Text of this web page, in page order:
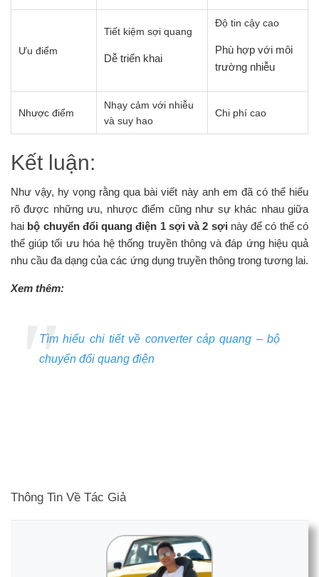
Ưu điểm
Tiết kiệm sợi quang
Dễ triển khai
Độ tin cậy cao
Phù hợp với môi
trường nhiễu
Nhược điểm
Nhạy cảm với nhiễu
và suy hao
Chi phí cao
Kết luận:
Như vậy, hy vọng rằng qua bài viết này anh em đã có thể hiểu
rõ được những ưu, nhược điểm cũng như sự khác nhau giữa
hai bộ chuyển đổi quang điện 1 sợi và 2 sợi này để có thể có
thể giúp tối ưu hóa hệ thống truyền thông và đáp ứng hiệu quả
nhu cầu đa dạng của các ứng dụng truyền thông trong tương lai.
Xem thêm:
Tìm hiểu chi tiết về converter cáp quang – bộ
chuyển đổi quang điện
Thông Tin Về Tác Giả